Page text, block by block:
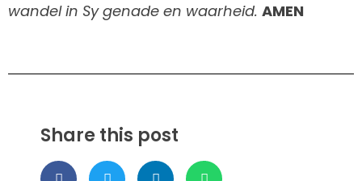
wandel in Sy genade en waarheid. AMEN
Share this post